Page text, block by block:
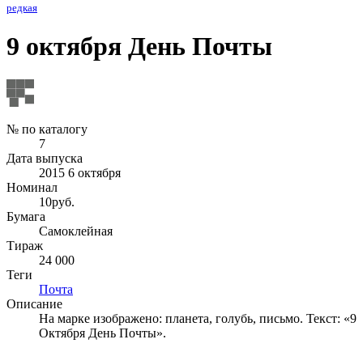
редкая
9 октября День Почты
№ по каталогу
7
Дата выпуска
2015 6 октября
Номинал
10руб.
Бумага
Самоклейная
Тираж
24 000
Теги
Почта
Описание
На марке изображено: планета, голубь, письмо. Текст: «9
Октября День Почты».